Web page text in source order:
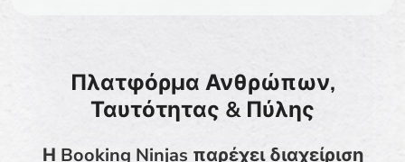
Πλατφόρμα Ανθρώπων,
Ταυτότητας & Πύλης
Η Booking Ninjas παρέχει διαχείριση